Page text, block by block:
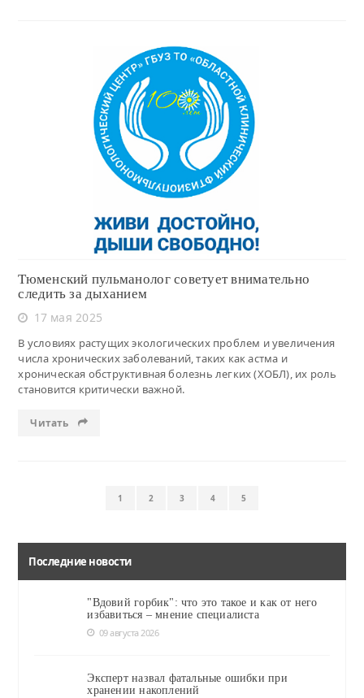
Читать
Тюменский пульманолог советует внимательно
следить за дыханием
17 мая 2025
В условиях растущих экологических проблем и увеличения
числа хронических заболеваний, таких как астма и
хроническая обструктивная болезнь легких (ХОБЛ), их роль
становится критически важной.
Читать
1 2 3 4 5
Последние новости
"Вдовий горбик": что это такое и как от него
избавиться – мнение специалиста
09 августа 2026
Эксперт назвал фатальные ошибки при
хранении накоплений